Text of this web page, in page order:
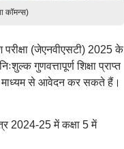
कॉमन्स)
परीक्षा (जेएनवीएसटी) 2025 के
गुणवत्तापूर्ण शिक्षा प्राप्त
माध्यम से आवेदन कर सकते हैं।
2024-25 में कक्षा 5 में